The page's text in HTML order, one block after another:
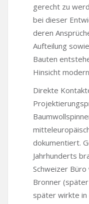
gerecht zu
bei dieser
deren
Aufteilung
Bauten
Hinsicht
Direkte
dokumentiert.
Jahrhunderts
Schweizer Büro
Bronner
später wirkte in